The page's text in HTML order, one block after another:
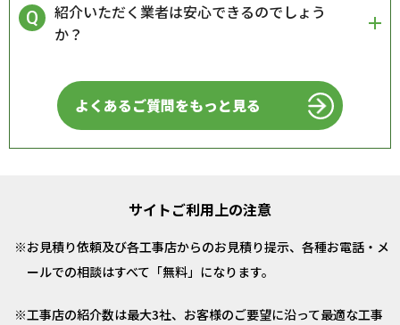
紹介いただく業者は安心できるのでしょう
か？
よくあるご質問をもっと見る
サイトご利用上の注意
お見積り依頼及び各工事店からのお見積り提示、各種お電話・メ
ールでの相談はすべて「無料」になります。
工事店の紹介数は最大3社、お客様のご要望に沿って最適な工事